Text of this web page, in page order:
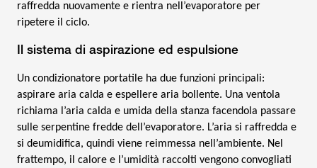
raffredda nuovamente e rientra nell’evaporatore per
ripetere il ciclo.
Il sistema di aspirazione ed espulsione
Un condizionatore portatile ha due funzioni principali:
aspirare aria calda e espellere aria bollente. Una ventola
richiama l’aria calda e umida della stanza facendola passare
sulle serpentine fredde dell’evaporatore. L’aria si raffredda e
si deumidifica, quindi viene reimmessa nell’ambiente. Nel
frattempo, il calore e l’umidità raccolti vengono convogliati